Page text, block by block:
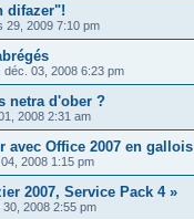
difazer"!
29, 2009 7:10 pm
déc. 03, 2008 6:23 pm
netra d'ober ?
2008 2:31 am
avec Office 2007 en gallois
2008 1:15 pm
2007, Service Pack 4 »
30, 2008 2:55 pm